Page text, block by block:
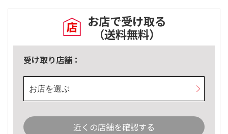
お店で受け取る
（送料無料）
受け取り店舗：
お店を選ぶ
近くの店舗を確認する